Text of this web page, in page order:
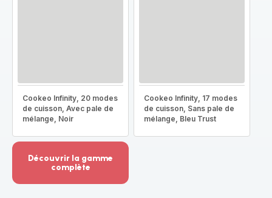
Cookeo Infinity, 20 modes
de cuisson, Avec pale de
mélange, Noir
Cookeo Infinity, 17 modes
de cuisson, Sans pale de
mélange, Bleu Trust
Découvrir la gamme
complète